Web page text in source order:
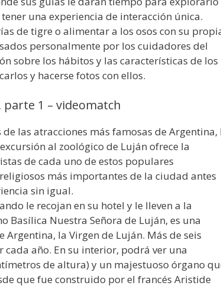
una experiencia de interacción única.
de tigre o alimentar a los osos con su
personalmente por los cuidadores del
sobre los hábitos y las características de los
y hacerse fotos con ellos.
1 – videomatch
las atracciones más famosas de Argentina,
al zoológico de Luján ofrece la
de cada uno de estos populares
más importantes de la ciudad antes
sin igual.
le recojan en su hotel y le lleven a la
Basílica Nuestra Señora de Luján, es una
la Virgen de Luján. Más de seis
año. En su interior, podrá ver una
de altura) y un majestuoso órgano
que fue construido por el francés Aristide